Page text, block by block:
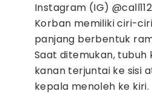
Instagram (IG)
Korban memiliki ciri-
panjang berbentuk
Saat ditemukan,
kanan terjuntai ke sisi
kepala menoleh ke kiri.